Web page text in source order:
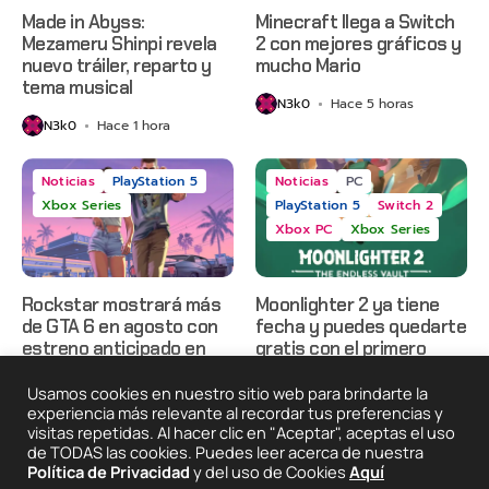
Made in Abyss:
Mezameru Shinpi revela
nuevo tráiler, reparto y
tema musical
N3k0 Hace 1 hora
Minecraft llega a Switch
2 con mejores gráficos y
mucho Mario
N3k0 Hace 5 horas
Noticias
PlayStation 5
Xbox Series
Rockstar mostrará más
de GTA 6 en agosto con
estreno anticipado en
N3k0 Hace 23 horas
Noticias
PC
PlayStation 5
Switch 2
Xbox PC
Xbox Series
Moonlighter 2 ya tiene
fecha y puedes quedarte
gratis con el primero
N3k0 Hace 2 días
Usamos cookies en nuestro sitio web para brindarte la
experiencia más relevante al recordar tus preferencias y
visitas repetidas. Al hacer clic en "Aceptar", aceptas el uso
de TODAS las cookies. Puedes leer acerca de nuestra
Política de Privacidad y del uso de Cookies Aquí